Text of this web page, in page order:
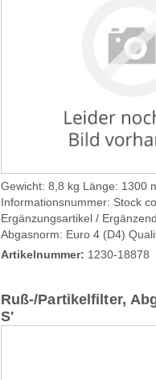
Gewicht: 8,8 kg Länge: 1300
Informationsnummer: Stock
Ergänzungsartikel /
Abgasnorm: Euro 4 (D4)
Artikelnummer: 1230-18878
Ruß-/Partikelfilter,
S'